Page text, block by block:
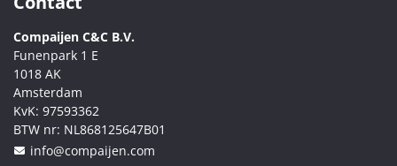
Compaijen C&C B.V.
Funenpark 1 E
1018 AK
Amsterdam
info@compaijen.com
KvK: 97593362
BTW nr: NL868125647B01